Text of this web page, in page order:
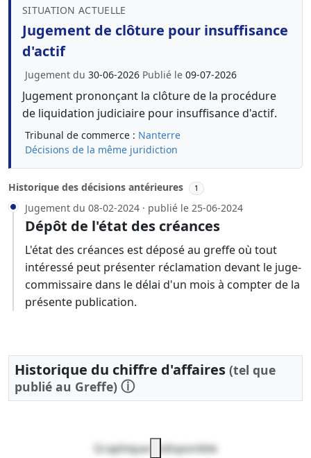
SITUATION ACTUELLE
Jugement de clôture pour insuffisance
d'actif
Jugement du 30-06-2026 Publié le 09-07-2026
Jugement prononçant la clôture de la procédure
de liquidation judiciaire pour insuffisance d'actif.
Tribunal de commerce : Nanterre
Décisions de la même juridiction
Historique des décisions antérieures 1
Jugement du 08-02-2024 · publié le 25-06-2024
Dépôt de l'état des créances
L'état des créances est déposé au greffe où tout
intéressé peut présenter réclamation devant le juge-
commissaire dans le délai d'un mois à compter de la
présente publication.
Historique du chiffre d'affaires (tel que
publié au Greffe) ⓘ
Graphique indisponible